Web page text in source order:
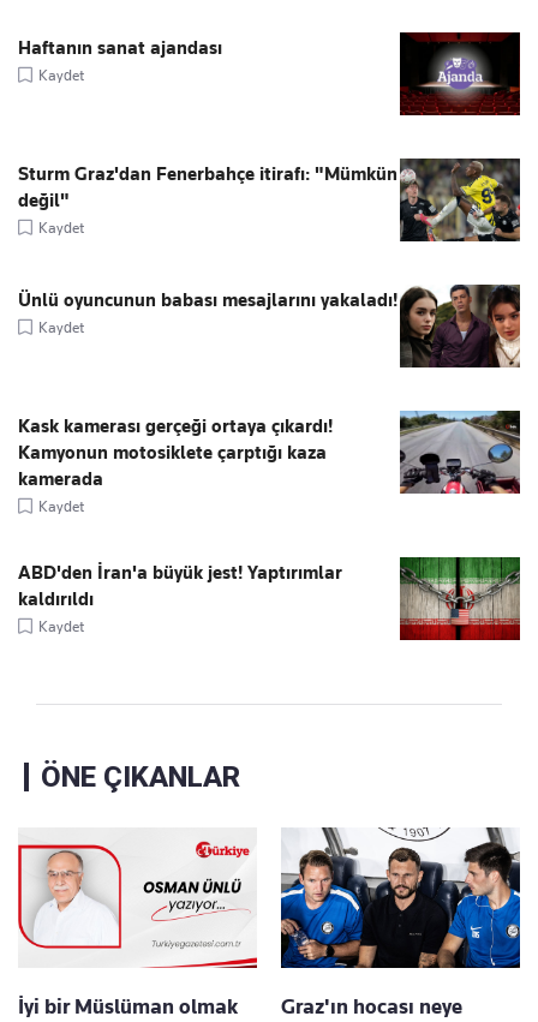
Haftanın sanat ajandası
Kaydet
Sturm Graz'dan Fenerbahçe itirafı: "Mümkün
değil"
Kaydet
Ünlü oyuncunun babası mesajlarını yakaladı!
Kaydet
Kask kamerası gerçeği ortaya çıkardı!
Kamyonun motosiklete çarptığı kaza
kamerada
Kaydet
ABD'den İran'a büyük jest! Yaptırımlar
kaldırıldı
Kaydet
ÖNE ÇIKANLAR
İyi bir Müslüman olmak
Graz'ın hocası neye